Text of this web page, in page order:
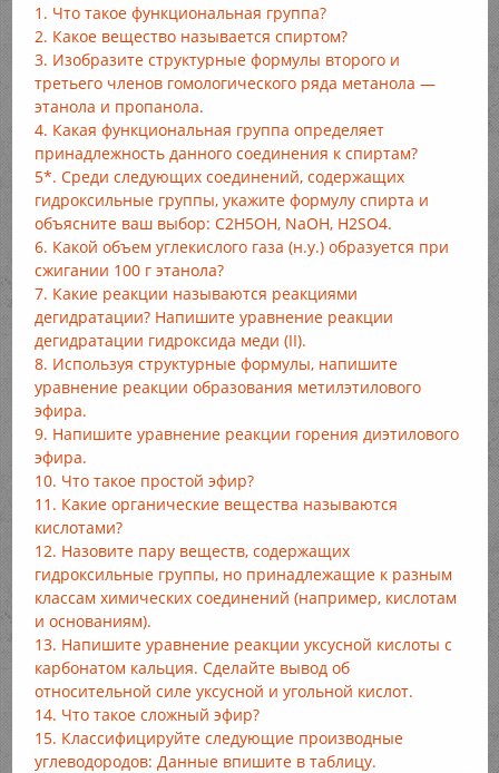
1. Что такое функциональная группа?
2. Какое вещество называется спиртом?
3. Изобразите структурные формулы второго и
третьего членов гомологического ряда метанола —
этанола и пропанола.
4. Какая функциональная группа определяет
принадлежность данного соединения к спиртам?
5*. Среди следующих соединений, содержащих
гидроксильные группы, укажите формулу спирта и
объясните ваш выбор: С2Н5ОН, NaOH, H2SO4.
6. Какой объем углекислого газа (н.у.) образуется при
сжигании 100 г этанола?
7. Какие реакции называются реакциями
дегидратации? Напишите уравнение реакции
дегидратации гидроксида меди (II).
8. Используя структурные формулы, напишите
уравнение реакции образования метилэтилового
эфира.
9. Напишите уравнение реакции горения диэтилового
эфира.
10. Что такое простой эфир?
11. Какие органические вещества называются
кислотами?
12. Назовите пару веществ, содержащих
гидроксильные группы, но принадлежащие к разным
классам химических соединений (например, кислотам
и основаниям).
13. Напишите уравнение реакции уксусной кислоты с
карбонатом кальция. Сделайте вывод об
относительной силе уксусной и угольной кислот.
14. Что такое сложный эфир?
15. Классифицируйте следующие производные
углеводородов: Данные впишите в таблицу.